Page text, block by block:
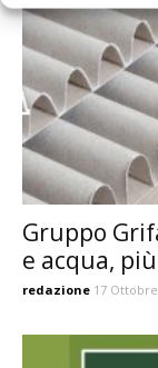
Gruppo
e acqua,
redazione 17